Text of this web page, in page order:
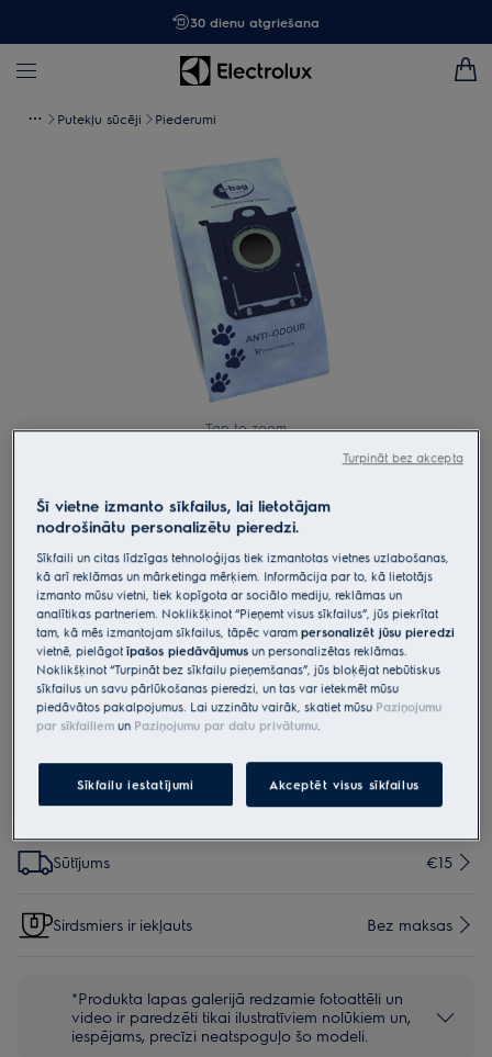
30 dienu atgriešana
Putekļu sūcēji Piederumi
Tap to zoom
E203S
s-bag® Anti-Odour (Pretsmaku)
putekļu sūcēja maisiņi - 4 gab.
0 (0)
Priekšrocības
Absorbē un neitralizē nevēlamus aromātus
Lielāka sūkšanas jauda
Augstas kvalitātes filtrācija
Iespējas, kas padara iepirkšanos vēl vienkāršāku
Sūtījums €15
Sirdsmiers ir iekļauts Bez maksas
*Produkta lapas galerijā redzamie fotoattēli un
video ir paredzēti tikai ilustratīviem nolūkiem un,
iespējams, precīzi neatspoguļo šo modeli.
Šī vietne izmanto sīkfailus, lai lietotājam
nodrošinātu personalizētu pieredzi.
Sīkfaili un citas līdzīgas tehnoloģijas tiek izmantotas vietnes uzlabošanas,
kā arī reklāmas un mārketinga mērķiem. Informācija par to, kā lietotājs
izmanto mūsu vietni, tiek kopīgota ar sociālo mediju, reklāmas un
analītikas partneriem. Noklikšķinot “Pieņemt visus sīkfailus”, jūs piekrītat
tam, kā mēs izmantojam sīkfailus, tāpēc varampersonalizēt jūsu pieredzi
vietnē, pielāgotīpašos piedāvājumus un personalizētas reklāmas.
Noklikšķinot “Turpināt bez sīkfailu pieņemšanas”, jūs bloķējat nebūtiskus
sīkfailus un savu pārlūkošanas pieredzi, un tas var ietekmēt mūsu
piedāvātos pakalpojumus. Lai uzzinātu vairāk, skatiet mūsu Paziņojumu
par sīkfailiem un Paziņojumu par datu privātumu
Sīkfailu iestatījumi Akceptēt visus sīkfailus
Turpināt bez akcepta